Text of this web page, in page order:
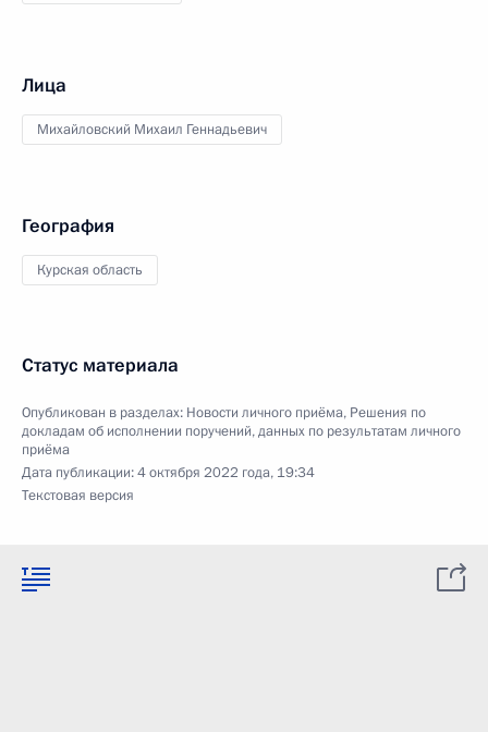
Лица
Михайловский Михаил Геннадьевич
География
Курская область
Статус материала
Опубликован в разделах: Новости личного приёма, Решения по
докладам об исполнении поручений, данных по результатам личного
приёма
Дата публикации:4 октября 2022 года, 19:34
Текстовая версия